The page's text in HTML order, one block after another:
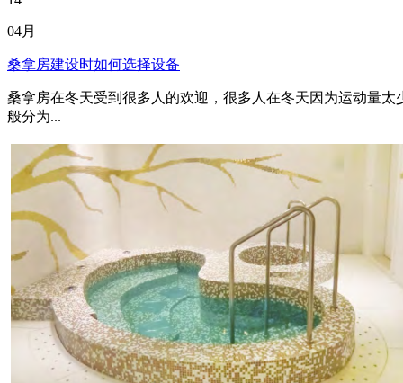
04月
桑拿房建设时如何选择设备
桑拿房在冬天受到很多人的欢迎，很多人在冬天因为运动量
般分为...